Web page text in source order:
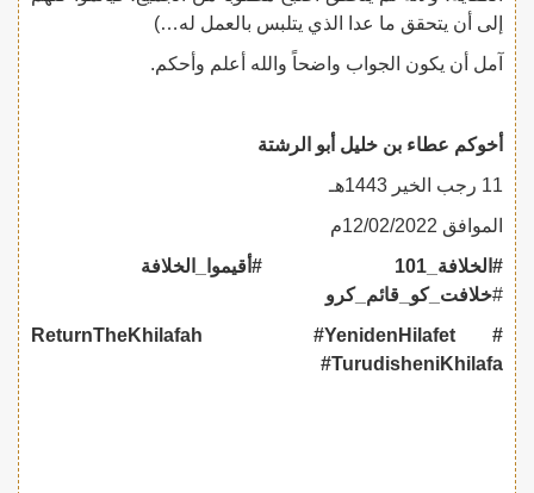
إلى أن يتحقق ما عدا الذي يتلبس بالعمل له…)
آمل أن يكون الجواب واضحاً والله أعلم وأحكم.
أخوكم عطاء بن خليل أبو الرشتة
11 رجب الخير 1443هـ
الموافق 12/02/2022م
#الخلافة_101 #أقيموا_الخلافة
#خلافت_کو_قائم_کرو
#ReturnTheKhilafah
#YenidenHilafet
#TurudisheniKhilafa